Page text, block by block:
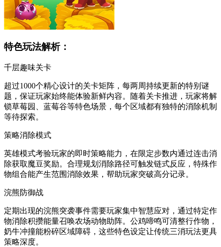
特色玩法解析：
千层趣味关卡
超过1000个精心设计的关卡矩阵，每两周持续更新的特别谜
题，保证玩家始终能体验新鲜内容。随着关卡推进，玩家将解
锁草莓园、蓝莓谷等特色场景，每个区域都有独特的消除机制
等待探索。
策略消除模式
英雄模式考验玩家的即时策略能力，在限定步数内通过连击消
除获取魔豆奖励。合理规划消除路径可触发链式反应，特殊作
物组合能产生范围消除效果，帮助玩家突破高分记录。
浣熊防御战
定期出现的浣熊突袭事件需要玩家集中智慧应对，通过特定作
物消除积攒能量召唤农场动物助阵。公鸡啼鸣可清整行作物，
奶牛冲撞能粉碎区域障碍，这些特色设定让传统三消玩法更具
策略深度。